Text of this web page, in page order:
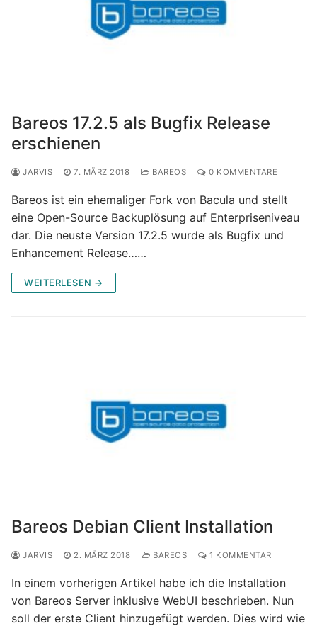
Bareos 17.2.5 als Bugfix Release
erschienen
JARVIS 7. MÄRZ 2018 BAREOS 0 KOMMENTARE
Bareos ist ein ehemaliger Fork von Bacula und stellt
eine Open-Source Backuplösung auf Enterpriseniveau
dar. Die neuste Version 17.2.5 wurde als Bugfix und
Enhancement Release……
WEITERLESEN →
Bareos Debian Client Installation
JARVIS 2. MÄRZ 2018 BAREOS 1 KOMMENTAR
In einem vorherigen Artikel habe ich die Installation
von Bareos Server inklusive WebUI beschrieben. Nun
soll der erste Client hinzugefügt werden. Dies wird wie